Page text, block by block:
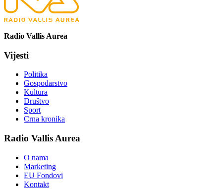
Radio Vallis Aurea
Vijesti
Politika
Gospodarstvo
Kultura
Društvo
Sport
Crna kronika
Radio Vallis Aurea
O nama
Marketing
EU Fondovi
Kontakt